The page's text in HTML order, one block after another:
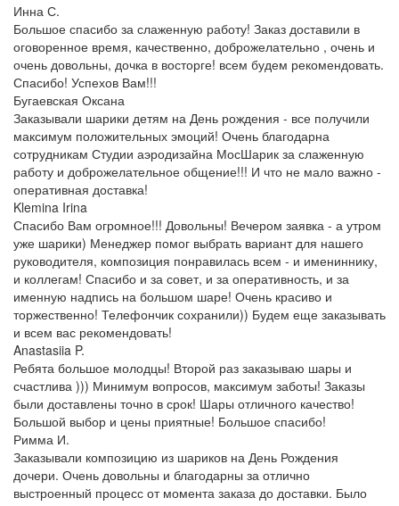
Инна С.
Большое спасибо за слаженную работу! Заказ доставили в
оговоренное время, качественно, доброжелательно , очень и
очень довольны, дочка в восторге! всем будем рекомендовать.
Спасибо! Успехов Вам!!!
Бугаевская Оксана
Заказывали шарики детям на День рождения - все получили
максимум положительных эмоций! Очень благодарна
сотрудникам Студии аэродизайна МосШарик за слаженную
работу и доброжелательное общение!!! И что не мало важно -
оперативная доставка!
Klemina Irina
Спасибо Вам огромное!!! Довольны! Вечером заявка - а утром
уже шарики) Менеджер помог выбрать вариант для нашего
руководителя, композиция понравилась всем - и имениннику,
и коллегам! Спасибо и за совет, и за оперативность, и за
именную надпись на большом шаре! Очень красиво и
торжественно! Телефончик сохранили)) Будем еще заказывать
и всем вас рекомендовать!
Anastasiia P.
Ребята большое молодцы! Второй раз заказываю шары и
счастлива ))) Минимум вопросов, максимум заботы! Заказы
были доставлены точно в срок! Шары отличного качество!
Большой выбор и цены приятные! Большое спасибо!
Римма И.
Заказывали композицию из шариков на День Рождения
дочери. Очень довольны и благодарны за отлично
выстроенный процесс от момента заказа до доставки. Было